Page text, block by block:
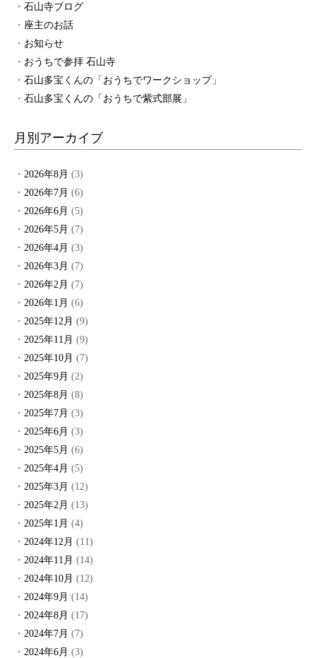
石山寺ブログ
座主のお話
お知らせ
おうちで参拝 石山寺
石山多宝くんの「おうちでワークショップ」
石山多宝くんの「おうちで紫式部展」
月別アーカイブ
2026年8月 (3)
2026年7月 (6)
2026年6月 (5)
2026年5月 (7)
2026年4月 (3)
2026年3月 (7)
2026年2月 (7)
2026年1月 (6)
2025年12月 (9)
2025年11月 (9)
2025年10月 (7)
2025年9月 (2)
2025年8月 (8)
2025年7月 (3)
2025年6月 (3)
2025年5月 (6)
2025年4月 (5)
2025年3月 (12)
2025年2月 (13)
2025年1月 (4)
2024年12月 (11)
2024年11月 (14)
2024年10月 (12)
2024年9月 (14)
2024年8月 (17)
2024年7月 (7)
2024年6月 (3)